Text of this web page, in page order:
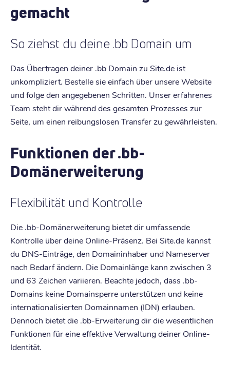
gemacht
So ziehst du deine .bb Domain um
Das Übertragen deiner .bb Domain zu Site.de ist
unkompliziert. Bestelle sie einfach über unsere Website
und folge den angegebenen Schritten. Unser erfahrenes
Team steht dir während des gesamten Prozesses zur
Seite, um einen reibungslosen Transfer zu gewährleisten.
Funktionen der .bb-
Domänerweiterung
Flexibilität und Kontrolle
Die .bb-Domänerweiterung bietet dir umfassende
Kontrolle über deine Online-Präsenz. Bei Site.de kannst
du DNS-Einträge, den Domaininhaber und Nameserver
nach Bedarf ändern. Die Domainlänge kann zwischen 3
und 63 Zeichen variieren. Beachte jedoch, dass .bb-
Domains keine Domainsperre unterstützen und keine
internationalisierten Domainnamen (IDN) erlauben.
Dennoch bietet die .bb-Erweiterung dir die wesentlichen
Funktionen für eine effektive Verwaltung deiner Online-
Identität.